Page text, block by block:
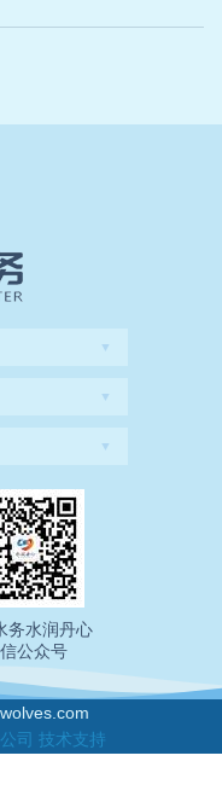
▼
▼
▼
务水润丹心
公众号
司 技术支持